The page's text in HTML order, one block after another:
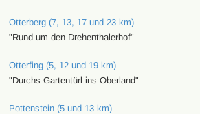
Otterberg (7, 13, 17 und 23 km)
"Rund um den Drehenthalerhof"
Otterfing (5, 12 und 19 km)
"Durchs Gartentürl ins Oberland"
Pottenstein (5 und 13 km)